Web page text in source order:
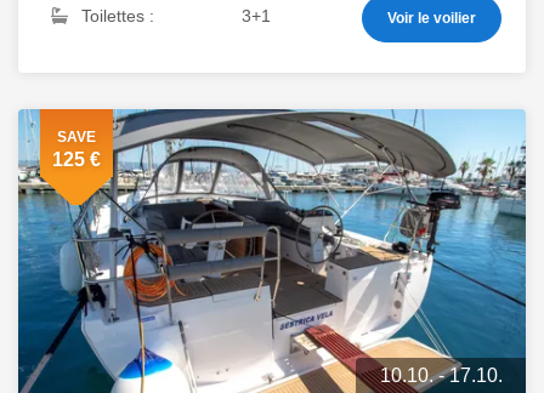
Toilettes :
3+1 Voir le voilier
SAVE
125 €
10.10. - 17.10.